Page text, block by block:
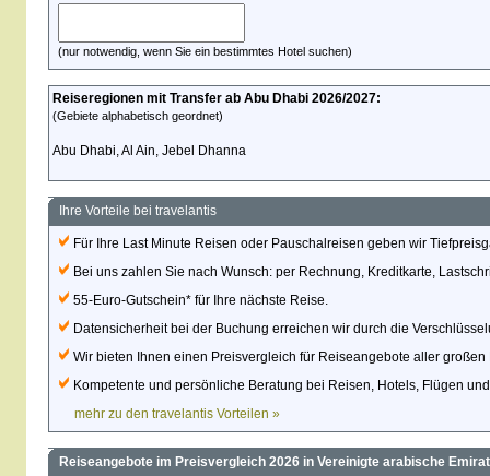
(nur notwendig, wenn Sie ein bestimmtes Hotel suchen)
Reiseregionen mit Transfer ab Abu Dhabi 2026/2027:
(Gebiete alphabetisch geordnet)
Abu Dhabi, Al Ain, Jebel Dhanna
Ihre Vorteile bei travelantis
Für Ihre Last Minute Reisen oder Pauschalreisen geben wir
Bei uns zahlen Sie nach Wunsch: per Rechnung, Kreditkarte,
55-Euro-Gutschein* für Ihre nächste Reise.
Datensicherheit bei der Buchung erreichen wir durch die
Wir bieten Ihnen einen Preisvergleich für Reiseangebote aller großen
Kompetente und persönliche Beratung bei Reisen, Hotels, Flügen
mehr zu den travelantis Vorteilen »
Reiseangebote im Preisvergleich 2026 in Vereinigte arabische